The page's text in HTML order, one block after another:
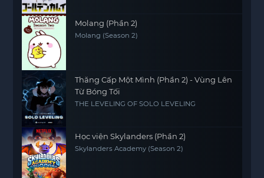
Molang (Phần 2)
Molang (Season 2)
Thăng Cấp Một Mình (Phần 2) - Vùng Lên
Từ Bóng Tối
THE LEVELING OF SOLO LEVELING
Học viện Skylanders (Phần 2)
Skylanders Academy (Season 2)